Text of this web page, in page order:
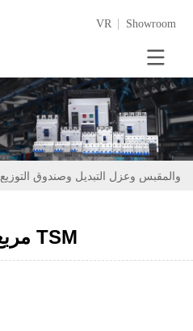
VR Showroom
والمقبس وعزل التبديل وصندوق التوزيع
مربع توزيع TSM